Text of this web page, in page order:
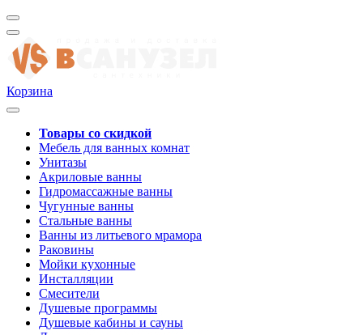
Корзина
Товары со скидкой
Мебель для ванных комнат
Унитазы
Акриловые ванны
Гидромассажные ванны
Чугунные ванны
Стальные ванны
Ванны из литьевого мрамора
Раковины
Мойки кухонные
Инсталляции
Смесители
Душевые программы
Душевые кабины и сауны